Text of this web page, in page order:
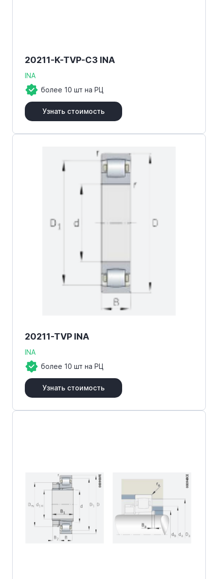
20211-K-TVP-C3 INA
INA
более 10 шт на РЦ
Узнать стоимость
20211-TVP INA
INA
более 10 шт на РЦ
Узнать стоимость